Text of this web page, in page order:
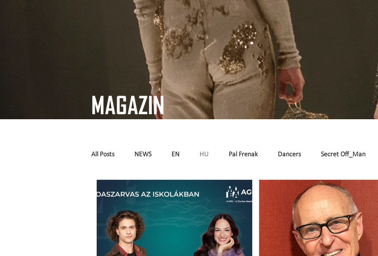
MAGAZIN
All Posts NEWS EN HU Pal Frenak Dancers Secret Off_Man
W_ALL Hymen Seven FR FI
A fából faragott királyfi Instinct CrAzyRunnErs Who Cares About Pál Frenák